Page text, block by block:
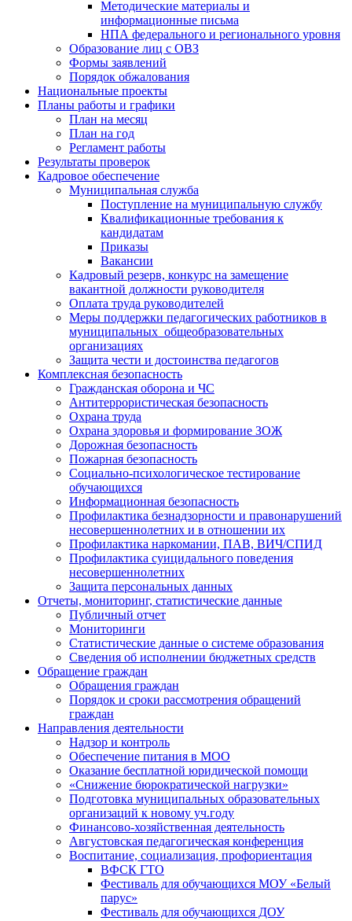
Методические материалы и
информационные письма
НПА федерального и регионального уровня
Образование лиц с ОВЗ
Формы заявлений
Порядок обжалования
Национальные проекты
Планы работы и графики
План на месяц
План на год
Регламент работы
Результаты проверок
Кадровое обеспечение
Муниципальная служба
Поступление на муниципальную службу
Квалификационные требования к
кандидатам
Приказы
Вакансии
Кадровый резерв, конкурс на замещение
вакантной должности руководителя
Оплата труда руководителей
Меры поддержки педагогических работников в
муниципальных общеобразовательных
организациях
Защита чести и достоинства педагогов
Комплексная безопасность
Гражданская оборона и ЧС
Антитеррористическая безопасность
Охрана труда
Охрана здоровья и формирование ЗОЖ
Дорожная безопасность
Пожарная безопасность
Социально-психологическое тестирование
обучающихся
Информационная безопасность
Профилактика безнадзорности и правонарушений
несовершеннолетних и в отношении их
Профилактика наркомании, ПАВ, ВИЧ/СПИД
Профилактика суицидального поведения
несовершеннолетних
Защита персональных данных
Отчеты, мониторинг, статистические данные
Публичный отчет
Мониторинги
Статистические данные о системе образования
Сведения об исполнении бюджетных средств
Обращение граждан
Обращения граждан
Порядок и сроки рассмотрения обращений
граждан
Направления деятельности
Надзор и контроль
Обеспечение питания в МОО
Оказание бесплатной юридической помощи
«Снижение бюрократической нагрузки»
Подготовка муниципальных образовательных
организаций к новому уч.году
Финансово-хозяйственная деятельность
Августовская педагогическая конференция
Воспитание, социализация, профориентация
ВФСК ГТО
Фестиваль для обучающихся МОУ «Белый
парус»
Фестиваль для обучающихся ДОУ